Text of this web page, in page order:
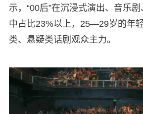
示，“00后”在沉浸式演出、音乐
中占比23%以上，25—29岁的年
类、悬疑类话剧观众主力。